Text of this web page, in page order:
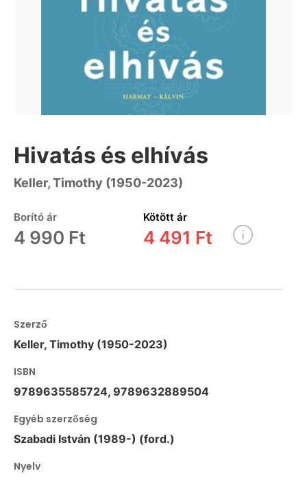
Hivatás és elhívás
Keller, Timothy (1950-2023)
Borító ár
4 990 Ft
Kötött ár
4 491 Ft
Szerző
Keller, Timothy (1950-2023)
ISBN
9789635585724, 9789632889504
Egyéb szerzőség
Szabadi István (1989-) (ford.)
Nyelv